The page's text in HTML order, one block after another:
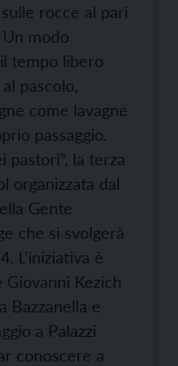
rocce al pari
modo
tempo libero
pascolo,
come lavagne
passaggio.
pastori”, la terza
organizzata dal
Gente
che si svolgerà
L’iniziativa è
Kezich
Bazzanella e
a Palazzi
conoscere a